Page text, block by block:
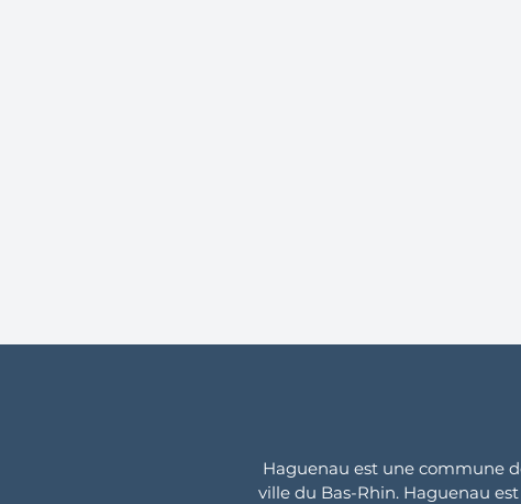
Haguenau est une commune
ville du Bas-Rhin. Haguenau